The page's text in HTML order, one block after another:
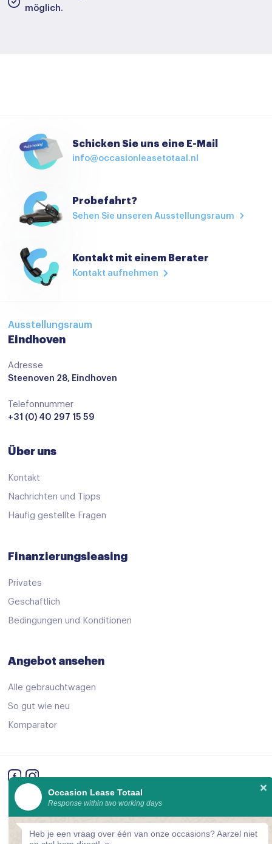
möglich.
Schicken Sie uns eine E-Mail
info@occasionleasetotaal.nl
Probefahrt?
Sehen Sie unseren Ausstellungsraum
Kontakt mit einem Berater
Kontakt aufnehmen
Ausstellungsraum
Eindhoven
Adresse
Steenoven 28, Eindhoven
Telefonnummer
+31 (0) 40 297 15 59
Über uns
Kontakt
Nachrichten und Tipps
Häufig gestellte Fragen
Finanzierungsleasing
Privates
Geschaftlich
Bedingungen und Konditionen
Angebot ansehen
Alle gebrauchtwagen
So gut wie neu
Komparator
© 2026 Occasion Lease Totaal
Cookie-Einstellungen
Occasion Lease Totaal
Response within two working days
Heb je een vraag over één van onze occasions? Aarzel niet